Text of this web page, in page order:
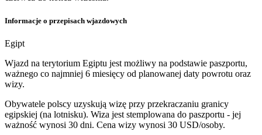
Informacje o przepisach wjazdowych
Egipt
Wjazd na terytorium Egiptu jest możliwy na podstawie paszportu,
ważnego co najmniej 6 miesięcy od planowanej daty powrotu oraz
wizy.
Obywatele polscy uzyskują wizę przy przekraczaniu granicy
egipskiej (na lotnisku). Wiza jest stemplowana do paszportu - jej
ważność wynosi 30 dni. Cena wizy wynosi 30 USD/osoby.